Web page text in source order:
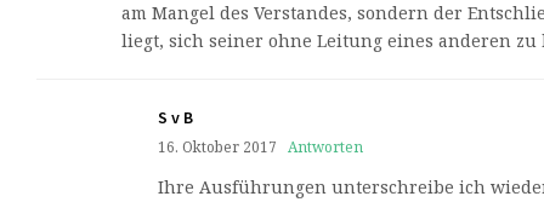
am Mangel des Verstandes, sondern der
liegt, sich seiner ohne Leitung eines anderen zu
S v B
16. Oktober 2017 Antworten
Ihre Ausführungen unterschreibe ich